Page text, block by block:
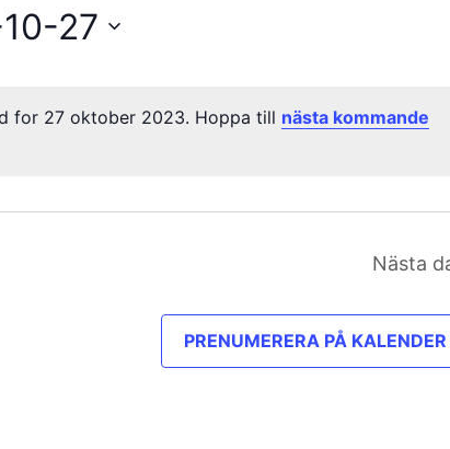
for 27 oktober 2023. Hoppa till nästa kommande
27
Nästa
PRENUMERERA PÅ KALENDER